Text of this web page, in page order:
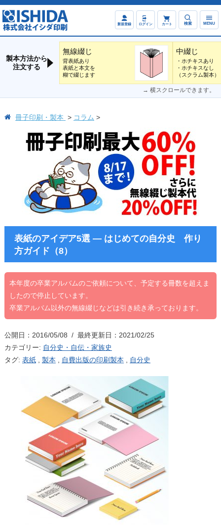
新規登録 ログイン カート 検索 MENU
製本方法から
注文する
無線綴じ
背表紙あり
表紙と本文を
糊で綴じます
中綴じ
・ホチキスあり
・ホチキスなし
（スクラム製本）
→ 横スクロールできます。
冊子印刷・製本 コラム
表紙のアイデア5選 ― はじめての自分史 作り
方ガイド（8）
本年度の卒業アルバムのご依頼について、予定する冊数を超えま
したので停止しています。
卒業アルバム以外の無線綴じなどは引き続き承っております。
公開日：2016/05/08 / 最終更新日：2021/02/25
カテゴリー: 自分史・自伝・家族史
タグ: 表紙, 製本 自費出版の印刷製本 自分史